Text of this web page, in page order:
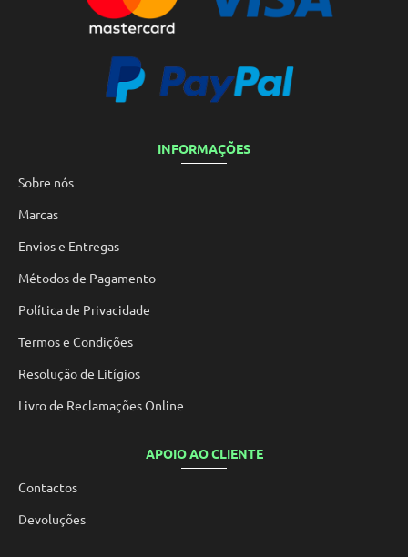
INFORMAÇÕES
Sobre nós
Marcas
Envios e Entregas
Métodos de Pagamento
Política de Privacidade
Termos e Condições
Resolução de Litígios
Livro de Reclamações Online
APOIO AO CLIENTE
Contactos
Devoluções